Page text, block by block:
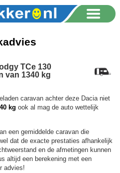
TCe 130
van 1340 kg
caravan achter deze Dacia niet
kg ook al mag de auto wettelijk
een gemiddelde caravan die
dat de exacte prestaties afhankelijk
en de afmetingen kunnen
altijd een berekening met een
advies!